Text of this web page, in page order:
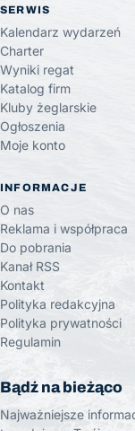
SERWIS
Kalendarz wydarzeń
Charter
Wyniki regat
Katalog firm
Kluby żeglarskie
Ogłoszenia
Moje konto
INFORMACJE
O nas
Reklama i współpraca
Do pobrania
Kanał RSS
Kontakt
Polityka redakcyjna
Polityka prywatności
Regulamin
Bądź na bieżąco
Najważniejsze